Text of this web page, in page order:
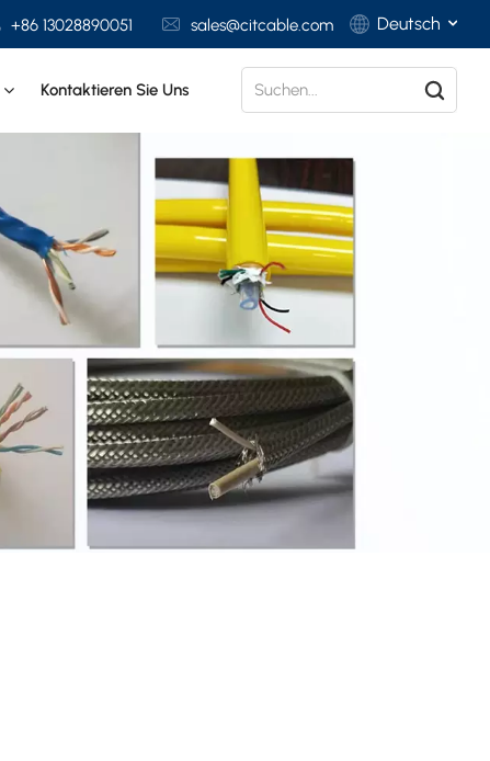
+86 13028890051 sales@citcable.com Deutsch
Deutsch
Italiano
Español
Kontaktieren Sie Uns